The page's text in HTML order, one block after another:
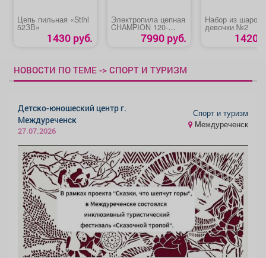
Цепь пильная «Stihl
52ЗВ»
1430 руб.
Электропила цепная
CHAMPION 120-
14/2000Вт7990 руб.
Набор из шаров
девочки №2
1420
НОВОСТИ ПО ТЕМЕ -> СПОРТ И ТУРИЗМ
Детско-юношеский центр г.
Междуреченск
27.07.2026
Спорт и туризм
Междуреченск